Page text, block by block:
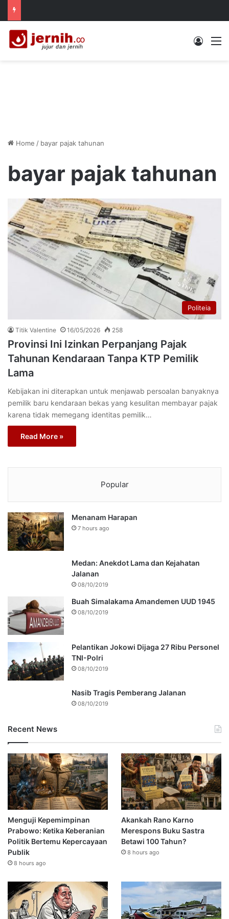
Log In
Home / bayar pajak tahunan
bayar pajak tahunan
Politeia
Titik Valentine 16/05/2026 258
Provinsi Ini Izinkan Perpanjang Pajak
Tahunan Kendaraan Tanpa KTP Pemilik
Lama
Kebijakan ini diterapkan untuk menjawab persoalan banyaknya
pemilik baru kendaraan bekas yang kesulitan membayar pajak
karena tidak memegang identitas pemilik…
Read More »
Popular
Menanam Harapan
7 hours ago
Medan: Anekdot Lama dan Kejahatan
Jalanan
08/10/2019
Buah Simalakama Amandemen UUD 1945
08/10/2019
Pelantikan Jokowi Dijaga 27 Ribu Personel
TNI-Polri
08/10/2019
Nasib Tragis Pemberang Jalanan
08/10/2019
Recent News
Menguji Kepemimpinan
Prabowo: Ketika Keberanian
Politik Bertemu Kepercayaan
Publik
8 hours ago
Akankah Rano Karno
Merespons Buku Sastra
Betawi 100 Tahun?
8 hours ago